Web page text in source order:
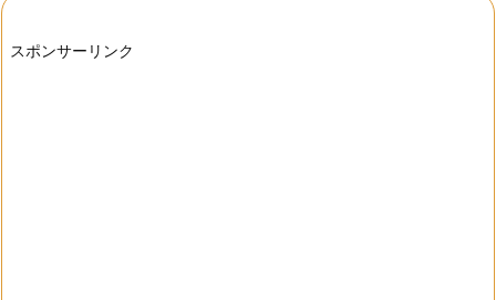
スポンサーリンク